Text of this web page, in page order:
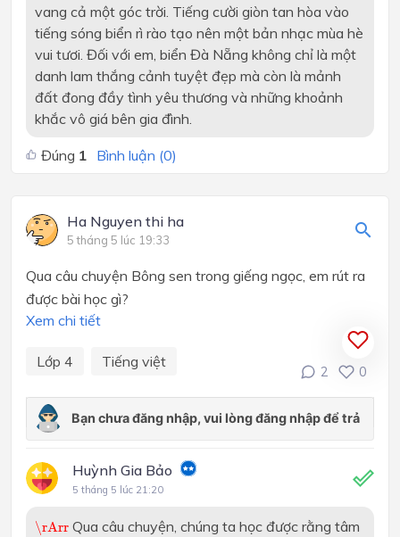
vang cả một góc trời. Tiếng cười giòn tan hòa vào
tiếng sóng biển rì rào tạo nên một bản nhạc mùa hè
vui tươi. Đối với em, biển Đà Nẵng không chỉ là một
danh lam thắng cảnh tuyệt đẹp mà còn là mảnh
đất đong đầy tình yêu thương và những khoảnh
khắc vô giá bên gia đình.
Đúng 1 Bình luận (0)
Ha Nguyen thi ha
5 tháng 5 lúc 19:33
Qua câu chuyện Bông sen trong giếng ngọc, em rút ra
được bài học gì?
Xem chi tiết
Lớp 4 Tiếng việt
2 0
Huỳnh Gia Bảo
5 tháng 5 lúc 21:20
\rArr
\rArr
Qua câu chuyện, chúng ta học được rằng tâm